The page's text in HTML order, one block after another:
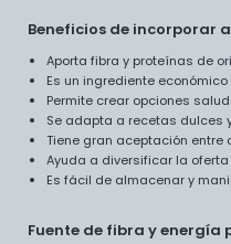
Beneficios de incorporar
Aporta fibra y proteínas de
Es un ingrediente
Permite crear opciones
Se adapta a recetas dulces
Tiene gran aceptación entre
Ayuda a diversificar la
Es fácil de almacenar y
Fuente de fibra y energía